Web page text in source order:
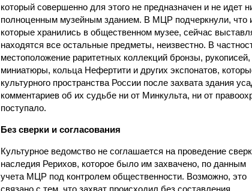
который совершенно для этого не предназначен и не идет
полноценным музейным зданием. В МЦР подчеркнули, что
которые хранились в общественном музее, сейчас
находятся все остальные предметы, неизвестно. В
местоположение раритетных коллекций бронзы,
миниатюры, кольца Нефертити и других экспонатов,
культурного пространства России после захвата здания
комментариев об их судьбе ни от Минкульта, ни от
поступало.
Без сверки и согласования
Культурное ведомство не соглашается на проведение
наследия Рерихов, которое было им захвачено, по данным
учета МЦР под контролем общественности. Возможно, это
связано с тем, что захват происходил без составления